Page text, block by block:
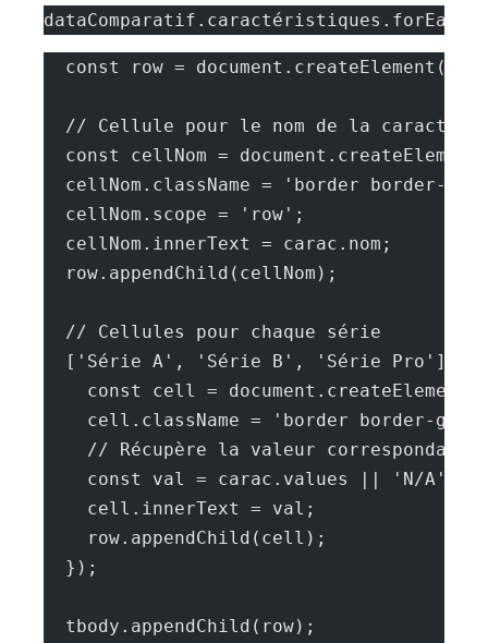
const row =
// Cellule pour le nom de la
const cellNom =
cellNom.className = 'border border-
  cellNom.scope = 'row';
  cellNom.innerText = carac.nom;
  row.appendChild(cellNom);
  // Cellules pour chaque série
['Série A', 'Série B', 'Série
const cell =
cell.className = 'border border-
// Récupère la valeur
    const val = carac.values || 'N/A';
    cell.innerText = val;
    row.appendChild(cell);
  });
  tbody.appendChild(row);